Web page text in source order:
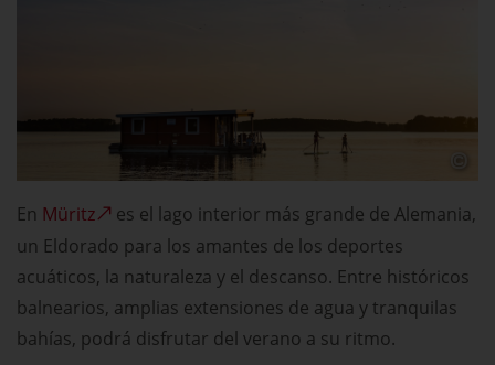
En Müritz
es el lago interior más grande de Alemania,
un Eldorado para los amantes de los deportes
acuáticos, la naturaleza y el descanso. Entre históricos
balnearios, amplias extensiones de agua y tranquilas
bahías, podrá disfrutar del verano a su ritmo.